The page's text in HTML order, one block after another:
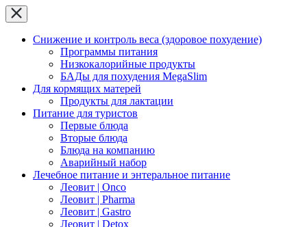
Снижение и контроль веса (здоровое похудение)
Программы питания
Низкокалорийные продукты
БАДы для похудения MegaSlim
Для кормящих матерей
Продукты для лактации
Питание для туристов
Первые блюда
Вторые блюда
Блюда на компанию
Аварийный набор
Лечебное питание и энтеральное питание
Леовит | Onco
Леовит | Pharma
Леовит | Gastro
Леовит | Detox